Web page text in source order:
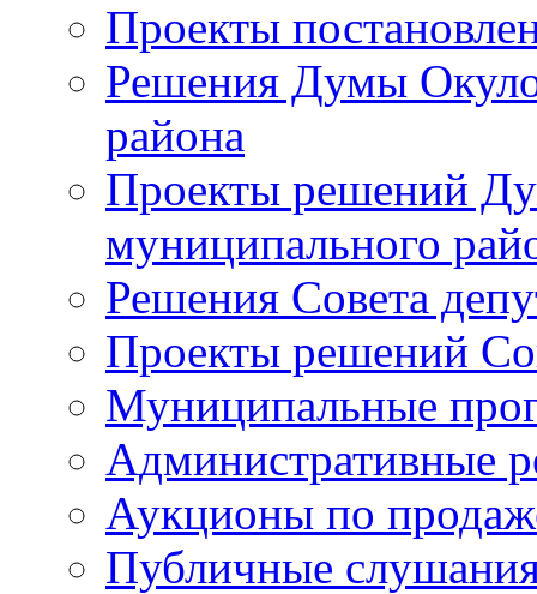
Проекты
Решения Думы
района
Проекты решений
муниципального
Решения Совета
Проекты решений
Муниципальные
Административные
Аукционы по
Публичные